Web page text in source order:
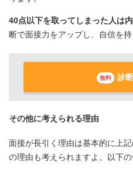
40点以下を取ってしまった人は
断で面接力をアップし、自信を
無料 診
その他に考えられる理由
面接が長引く理由は基本的に上
の理由も考えられますよ。以下